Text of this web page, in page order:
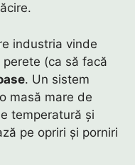
industria vinde
(ca să facă
. Un sistem
masă mare de
temperatură și
pe opriri și porniri